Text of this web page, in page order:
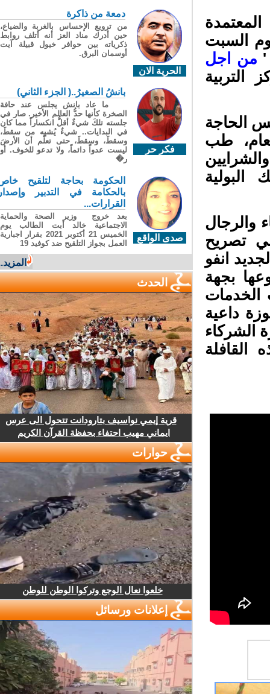
السبت
من اجل
الحاجة
طب
تصريح
انفو
بجهة
داعية
الشركاء
الحرية الان
دمعة من ذاكرة
من ترويع الإحساس بالغربة والضياع،
حين أدرك مناد العز أنه أتلف روابط
ذكرياته بين حوافر خيول قبيلة آيت
أوسمان البرق.
فكر حر
بانشُ الصغيرُ..( الجزء الثاني)
ما عاد بانش يجلس عند حافة
الصخرة كأنها حدُّ العالم الأخير. صار في
جلسته تلكَ شيءٌ أقلُّ انكساراً مما كان
في البدايات.. شيءٌ يُشبِه من سقطَ،
وسقطَ، وسقطَ، حتى تعلّم أن الأرضَ
ليست عدواً دائماً، ولا تدعو للخوف. أو
ر�
صدى الواقع
الحكومة بحاجة لتلقيح خاص
بالحكامة في التدبير وإصدار
القرارات...
بعد خروج وزير الصحة والحماية
الاجتماعية خالد أبت الطالب يوم
الخميس 21 أكتوبر 2021 بقرار اجبارية
العمل بجواز التلقيح ضد كوفيد 19
المزيد...
الحدث
قرية إيمي نواسيف بتارودانت تتحول الى عرس
ايماني مهيب احتفاء بحفظة القرآن الكريم
حوارات
خلعوا نعال الوجع وتركوا الوطن للوطن
إعلانات ورسائل